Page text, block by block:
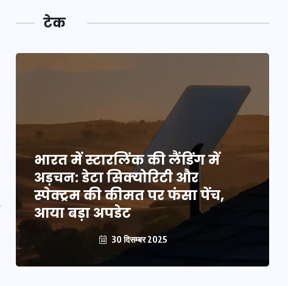
टेक
भारत में स्टारलिंक की लैंडिंग में
अड़चन: डेटा सिक्योरिटी और
स्पेक्ट्रम की कीमत पर फंसा पेंच,
आया बड़ा अपडेट
30 दिसम्बर 2025